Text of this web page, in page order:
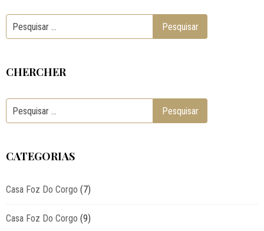
CHERCHER
CATEGORIAS
Casa Foz Do Corgo (7)
Casa Foz Do Corgo (9)